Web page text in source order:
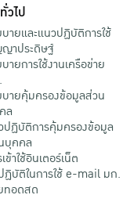
วไป
บายและแนวปฏิบัติการใช้
าประดิษฐ์
ายการใช้งานเครือข่าย
บายคุ้มครองข้อมูลส่วน
ล
ปฏิบัติการคุ้มครองข้อมูล
บุคคล
ข้าใช้อินเตอร์เน็ต
ฏิบัติในการใช้ e-mail มก.
ทอดสด